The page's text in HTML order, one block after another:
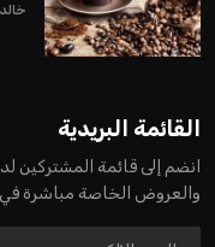
القائمة البريدية
انضم إلى قائمة المشتركين
والعروض الخاصة مباشرة